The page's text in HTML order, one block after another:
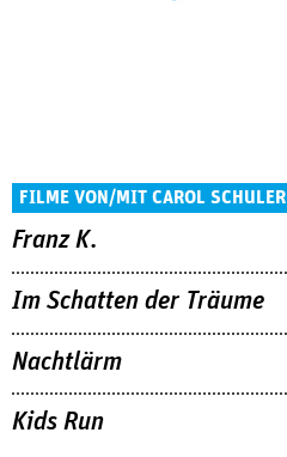
FILME VON/MIT CAROL SCHULER
Franz K.
Im Schatten der Träume
Nachtlärm
Kids Run